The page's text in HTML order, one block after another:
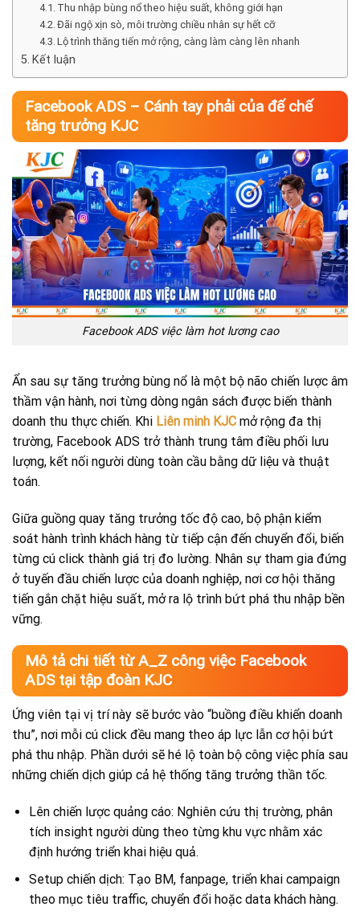
Thu nhập bùng nổ theo hiệu suất, không giới hạn
Đãi ngộ xịn sò, môi trường chiều nhân sự hết cỡ
Lộ trình thăng tiến mở rộng, càng làm càng lên nhanh
Kết luận
Facebook ADS – Cánh tay phải của đế chế
tăng trưởng KJC
Facebook ADS việc làm hot lương cao
Ẩn sau sự tăng trưởng bùng nổ là một bộ não chiến lược âm
thầm vận hành, nơi từng dòng ngân sách được biến thành
doanh thu thực chiến. Khi Liên minh KJC mở rộng đa thị
trường, Facebook ADS trở thành trung tâm điều phối lưu
lượng, kết nối người dùng toàn cầu bằng dữ liệu và thuật
toán.
Giữa guồng quay tăng trưởng tốc độ cao, bộ phận kiểm
soát hành trình khách hàng từ tiếp cận đến chuyển đổi, biến
từng cú click thành giá trị đo lường. Nhân sự tham gia đứng
ở tuyến đầu chiến lược của doanh nghiệp, nơi cơ hội thăng
tiến gắn chặt hiệu suất, mở ra lộ trình bứt phá thu nhập bền
vững.
Mô tả chi tiết từ A_Z công việc Facebook
ADS tại tập đoàn KJC
Ứng viên tại vị trí này sẽ bước vào “buồng điều khiển doanh
thu”, nơi mỗi cú click đều mang theo áp lực lẫn cơ hội bứt
phá thu nhập. Phần dưới sẽ hé lộ toàn bộ công việc phía sau
những chiến dịch giúp cả hệ thống tăng trưởng thần tốc.
Lên chiến lược quảng cáo: Nghiên cứu thị trường, phân
tích insight người dùng theo từng khu vực nhằm xác
định hướng triển khai hiệu quả.
Setup chiến dịch: Tạo BM, fanpage, triển khai campaign
theo mục tiêu traffic, chuyển đổi hoặc data khách hàng.